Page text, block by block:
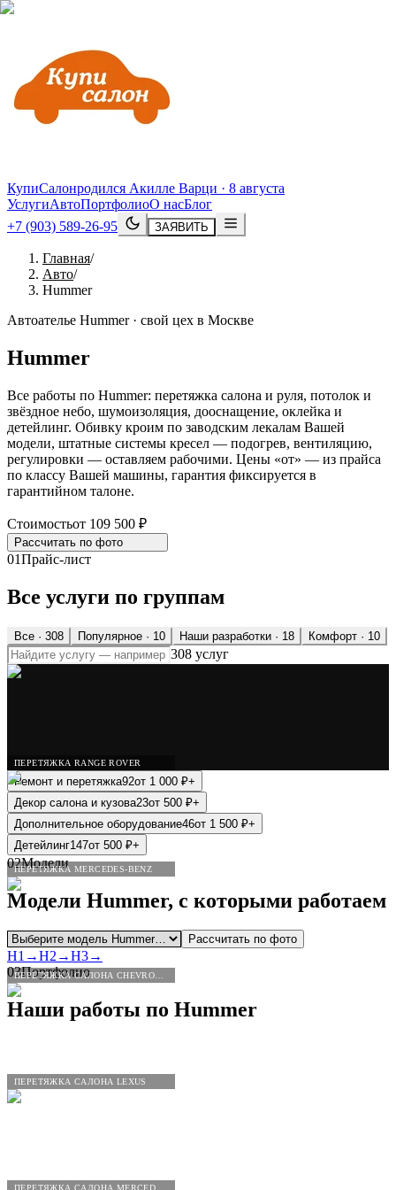
КупиСалонродился Акилле Варци · 8 августа
УслугиАвтоПортфолиоО насБлог
+7 (903) 589-26-95
ЗАЯВИТЬ
Главная/
Авто/
Hummer
Автоателье Hummer · свой цех в Москве
Hummer
Все работы по Hummer: перетяжка салона и руля, потолок и
звёздное небо, шумоизоляция, дооснащение, оклейка и
детейлинг. Обивку кроим по заводским лекалам Вашей
модели, штатные системы кресел — подогрев, вентиляцию,
регулировки — оставляем рабочими. Цены «от» — из прайса
по классу Вашей машины, гарантия фиксируется в
гарантийном талоне.
Стоимостьот 109 500 ₽
Рассчитать по фото
01Прайс-лист
Все услуги по группам
Все · 308 Популярное · 10 Наши разработки · 18 Комфорт · 10
308 услуг
ПЕРЕТЯЖКА RANGE ROVER
ПЕРЕТЯЖКА MERCEDES-BENZ
ПЕРЕТЯЖКА САЛОНА LEXUS
Ремонт и перетяжка92от 1 000 ₽+
Декор салона и кузова23от 500 ₽+
Дополнительное оборудование46от 1 500 ₽+
Детейлинг147от 500 ₽+
02Модели
Модели Hummer, с которыми работаем
Рассчитать по фото
H1 →H2→H3→
03Портфолио
Наши работы по Hummer